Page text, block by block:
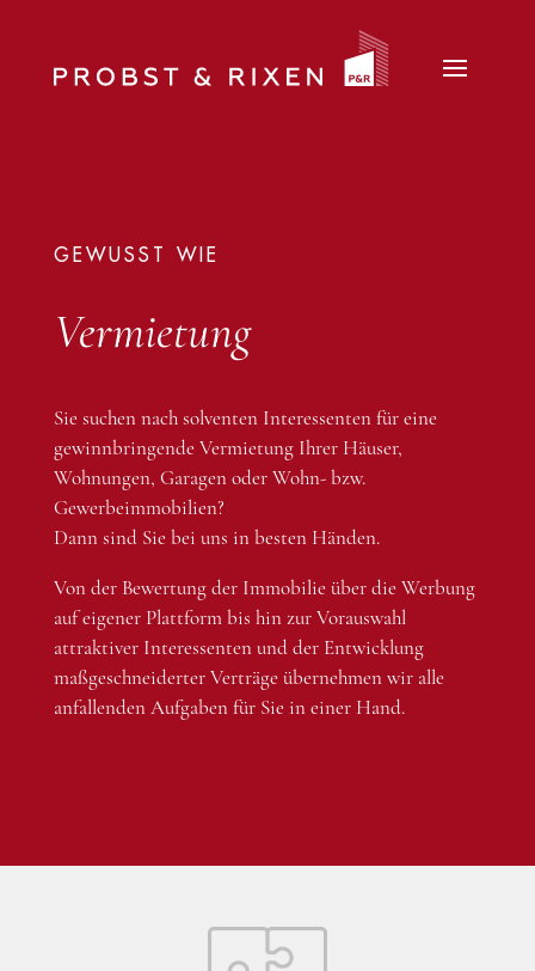
GEWUSST WIE
Vermietung
Sie suchen nach solventen Interessenten für eine
gewinnbringende Vermietung Ihrer Häuser,
Wohnungen, Garagen oder Wohn- bzw.
Gewerbeimmobilien?
Dann sind Sie bei uns in besten Händen.
Von der Bewertung der Immobilie über die Werbung
auf eigener Plattform bis hin zur Vorauswahl
attraktiver Interessenten und der Entwicklung
maßgeschneiderter Verträge übernehmen wir alle
anfallenden Aufgaben für Sie in einer Hand.